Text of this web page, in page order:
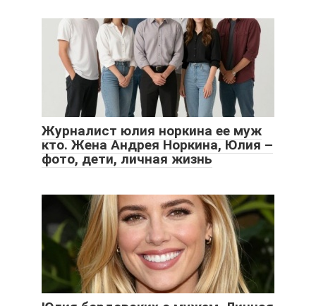
Журналист юлия норкина ее муж
кто. Жена Андрея Норкина, Юлия –
фото, дети, личная жизнь